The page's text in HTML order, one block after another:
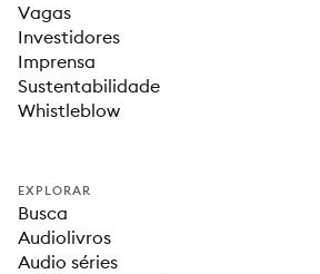
Vagas
Investidores
Imprensa
Sustentabilidade
Whistleblow
EXPLORAR
Busca
Audiolivros
Audio séries